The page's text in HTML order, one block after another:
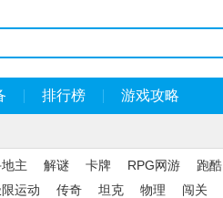
排行榜 游戏攻略
主 解谜 卡牌 RPG网游 跑酷
运动 传奇 坦克 物理 闯关